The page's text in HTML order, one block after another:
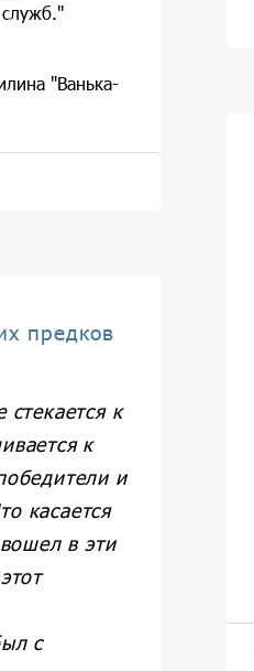
"Ванька-
предков
к
к
и
касается
в эти
с